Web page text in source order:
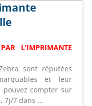
L’IMPRIMANTE
sont réputées
et leur
pouvez compter sur
7j/7 dans …